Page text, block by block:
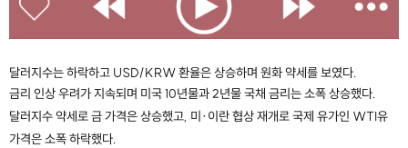
달러지수는 하락하고 USD/KRW 환율은 상승하며 원화 약세를 보였다.
금리 인상 우려가 지속되며 미국 10년물과 2년물 국채 금리는 소폭 상승했다.
달러지수 약세로 금 가격은 상승했고, 미·이란 협상 재개로 국제 유가인 WTI유
가격은 소폭 하락했다.